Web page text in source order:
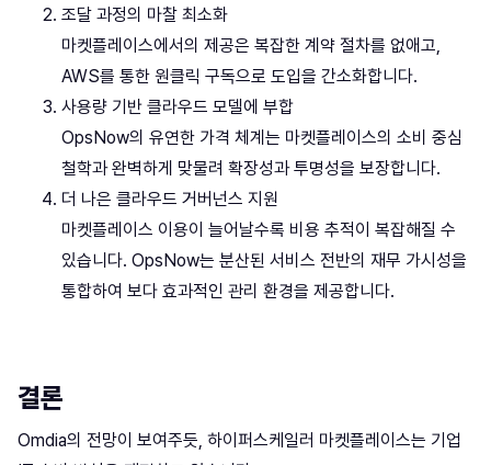
조달 과정의 마찰 최소화
마켓플레이스에서의 제공은 복잡한 계약 절차를 없애고,
AWS를 통한 원클릭 구독으로 도입을 간소화합니다.
사용량 기반 클라우드 모델에 부합
OpsNow의 유연한 가격 체계는 마켓플레이스의 소비 중심
철학과 완벽하게 맞물려 확장성과 투명성을 보장합니다.
더 나은 클라우드 거버넌스 지원
마켓플레이스 이용이 늘어날수록 비용 추적이 복잡해질 수
있습니다. OpsNow는 분산된 서비스 전반의 재무 가시성을
통합하여 보다 효과적인 관리 환경을 제공합니다.
결론
Omdia의 전망이 보여주듯, 하이퍼스케일러 마켓플레이스는 기업